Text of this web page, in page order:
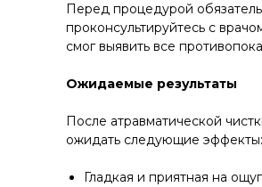
Перед процедурой
проконсультируйтесь с
смог выявить все
Ожидаемые результаты
После атравматической
ожидать следующие эффекты:
Гладкая и приятная на